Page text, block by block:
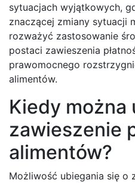
sytuacjach wyjątkowych,
znaczącej zmiany sytuacji
rozważyć zastosowanie
postaci zawieszenia
prawomocnego
alimentów.
Kiedy można
zawieszenie
alimentów?
Możliwość ubiegania się o